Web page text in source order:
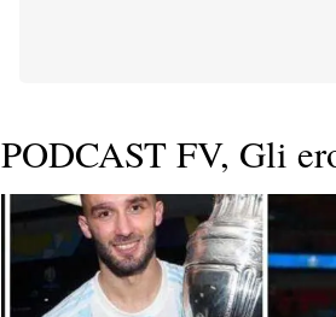
PODCAST FV, Gli